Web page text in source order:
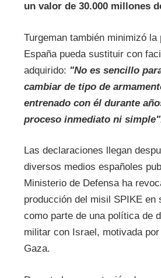
un valor de 30.000 millones
Turgeman también minimizó la
España pueda sustituir con
adquirido: "No es sencillo
cambiar de tipo de
entrenado con él durante
proceso inmediato ni
Las declaraciones llegan
diversos medios españoles
Ministerio de Defensa ha
producción del misil SPIKE en
como parte de una política de
militar con Israel, motivada
Gaza.